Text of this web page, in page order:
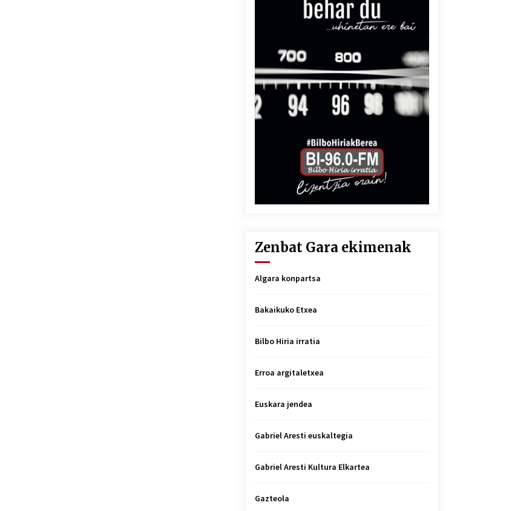
Zenbat Gara ekimenak
Algara konpartsa
Bakaikuko Etxea
Bilbo Hiria irratia
Erroa argitaletxea
Euskara jendea
Gabriel Aresti euskaltegia
Gabriel Aresti Kultura Elkartea
Gazteola